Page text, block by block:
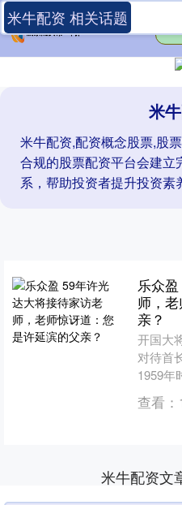
米
米牛配资,配资概念股票,股
合规的股票配资平台会建
系，帮助投资者提升投资素
米牛配资 相关话题
乐众
师，
亲？
开国大
对待首
1959年
101中
天，许
查看：
米牛配资文